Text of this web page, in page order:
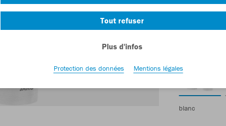
En tant que
blanc
Tout refuser
Plus d'infos
Protection des données Mentions légales